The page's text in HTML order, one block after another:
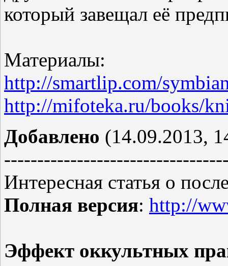
который завещал её
Материалы:
http://smartlip.com/
http://mifoteka.ru/books/
Добавлено (14.09.2013,
Интересная статья о
Полная версия: http://
Эффект оккультных